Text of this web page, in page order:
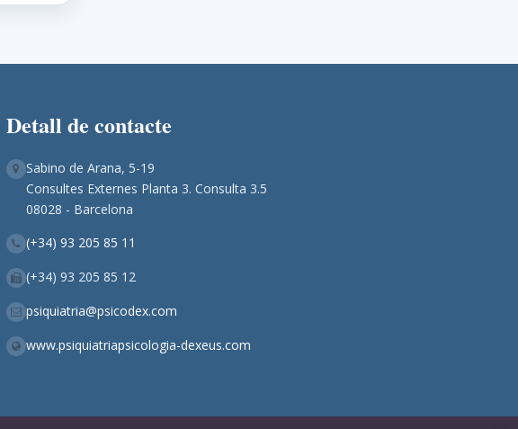
Detall de contacte
Sabino de Arana, 5-19
Consultes Externes Planta 3. Consulta 3.5
08028 - Barcelona
(+34) 93 205 85 11
(+34) 93 205 85 12
psiquiatria@psicodex.com
www.psiquiatriapsicologia-dexeus.com